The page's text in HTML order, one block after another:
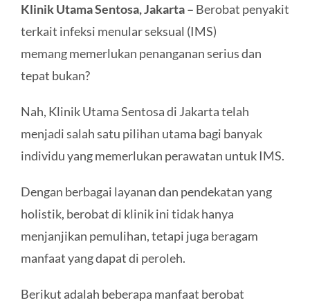
Klinik Utama Sentosa, Jakarta – Berobat penyakit
terkait infeksi menular seksual (IMS)
memang memerlukan penanganan serius dan
tepat bukan?
Nah, Klinik Utama Sentosa di Jakarta telah
menjadi salah satu pilihan utama bagi banyak
individu yang memerlukan perawatan untuk IMS.
Dengan berbagai layanan dan pendekatan yang
holistik, berobat di klinik ini tidak hanya
menjanjikan pemulihan, tetapi juga beragam
manfaat yang dapat di peroleh.
Berikut adalah beberapa manfaat berobat